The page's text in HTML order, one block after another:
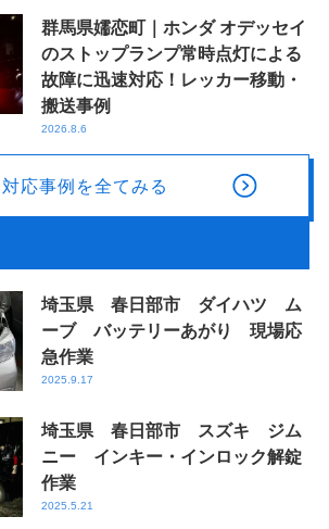
群馬県嬬恋町｜ホンダ オデッセイ
のストップランプ常時点灯による
故障に迅速対応！レッカー移動・
搬送事例
2026.8.6
対応事例を全てみる
埼玉県 春日部市 ダイハツ ム
ーブ バッテリーあがり 現場応
急作業
2025.9.17
埼玉県 春日部市 スズキ ジム
ニー インキー・インロック解錠
作業
2025.5.21